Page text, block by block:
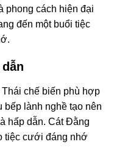
phong cách hiện đại
đến một buổi tiệc
chế biến phù hợp
lành nghề tạo nên
hấp dẫn. Cát Đằng
tiệc cưới đáng nhớ